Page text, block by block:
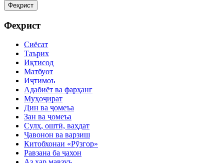
Феҳрист
Феҳрист
Сиёсат
Таърих
Иқтисод
Матбуот
Иҷтимоъ
Адабиёт ва фарҳанг
Муҳоҷират
Дин ва ҷомеъа
Зан ва ҷомеъа
Сулҳ, оштӣ, ваҳдат
Ҷавонон ва варзиш
Китобхонаи «Рӯзгор»
Равзана ба ҷахон